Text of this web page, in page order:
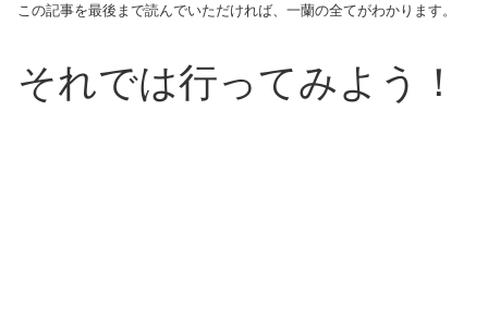
この記事を最後まで読んでいただければ、一蘭の全てがわかります。
それでは行ってみよう！